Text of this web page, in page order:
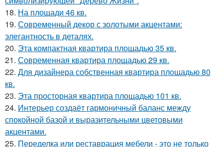
18. На площади 46 кв.
19. Современный декор с золотыми акцентами:
элегантность в деталях.
20. Эта компактная квартира площадью 35 кв.
21. Современная квартира площадью 29 кв.
22. Для дизайнера собственная квартира площадью 80
кв.
23. Эта просторная квартира площадью 101 кв.
24. Интерьер создаёт гармоничный баланс между
спокойной базой и выразительными цветовыми
акцентами.
25. Переделка или реставрация мебели - это не только